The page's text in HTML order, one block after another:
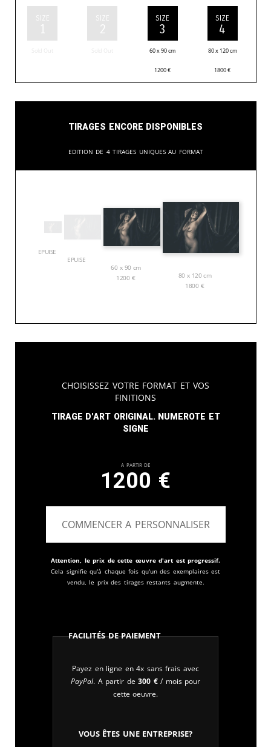
SIZE
1
SIZE
2
SIZE
3
60 x 90 cm
1200€
SIZE
4
80 x 120 cm
1800€
Tirages encore disponibles
Edition de 4 tirages uniques au format
EPUISE
EPUISE
60 x 90 cm
1200 €
80 x 120 cm
1800 €
Choisissez votre format et vos
finitions
Tirage d'art original. Numerote et
signe
A partir de
1200 €
COMMENCER A PERSONNALISER
Attention, le prix de cette œuvre d'art est progressif.
Cela signifie qu'à chaque fois qu'un des exemplaires est
vendu, le prix des tirages restants augmente.
Facilités de paiement
Payez en ligne en 4x sans frais avec
PayPal. A partir de 300 €/ mois pour
cette oeuvre.
Vous êtes une entreprise?